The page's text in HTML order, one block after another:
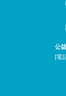
公
[電